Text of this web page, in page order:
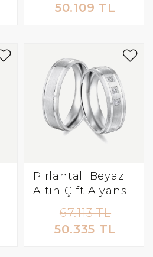
50.109 TL
Pırlantalı Beyaz
Altın Çift Alyans
67.113 TL
50.335 TL